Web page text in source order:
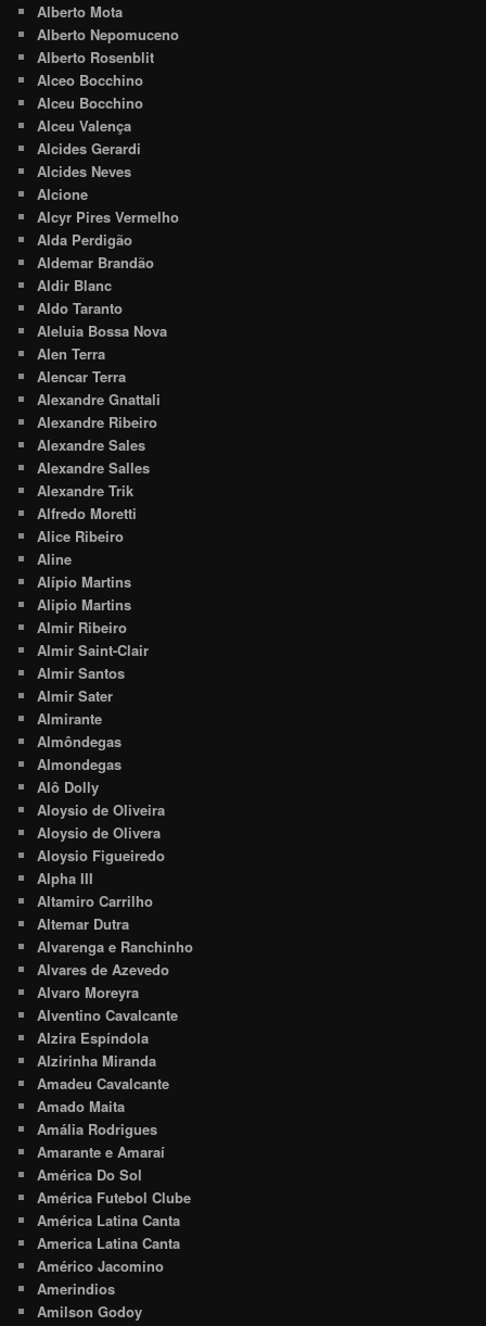
Alberto Mota
Alberto Nepomuceno
Alberto Rosenblit
Alceo Bocchino
Alceu Bocchino
Alceu Valença
Alcides Gerardi
Alcides Neves
Alcione
Alcyr Pires Vermelho
Alda Perdigão
Aldemar Brandão
Aldir Blanc
Aldo Taranto
Aleluia Bossa Nova
Alen Terra
Alencar Terra
Alexandre Gnattali
Alexandre Ribeiro
Alexandre Sales
Alexandre Salles
Alexandre Trik
Alfredo Moretti
Alice Ribeiro
Aline
Alípio Martins
Alipio Martins
Almir Ribeiro
Almir Saint-Clair
Almir Santos
Almir Sater
Almirante
Almôndegas
Almondegas
Alô Dolly
Aloysio de Oliveira
Aloysio de Olivera
Aloysio Figueiredo
Alpha III
Altamiro Carrilho
Altemar Dutra
Alvarenga e Ranchinho
Alvares de Azevedo
Alvaro Moreyra
Alventino Cavalcante
Alzira Espíndola
Alzirinha Miranda
Amadeu Cavalcante
Amado Maita
Amália Rodrigues
Amarante e Amaraí
América Do Sol
América Futebol Clube
América Latina Canta
America Latina Canta
Américo Jacomino
Amerindios
Amilson Godoy